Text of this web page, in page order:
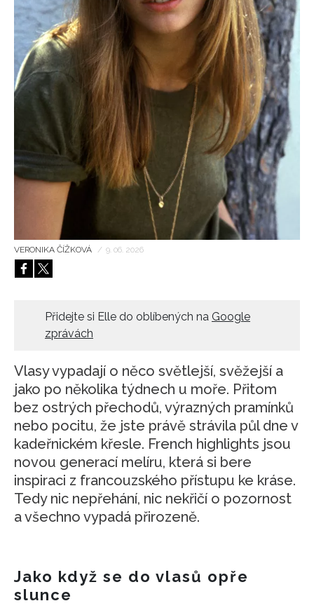
HOME
VERONIKA ČÍŽKOVÁ / 9. 06. 2026
Přidejte si Elle do oblíbených na Google
zprávách
Vlasy vypadají o něco světlejší, svěžejší a
jako po několika týdnech u moře. Přitom
bez ostrých přechodů, výrazných pramínků
nebo pocitu, že jste právě strávila půl dne v
kadeřnickém křesle. French highlights jsou
novou generací melíru, která si bere
inspiraci z francouzského přístupu ke kráse.
Tedy nic nepřehání, nic nekřičí o pozornost
a všechno vypadá přirozeně.
Jako když se do vlasů opře
slunce